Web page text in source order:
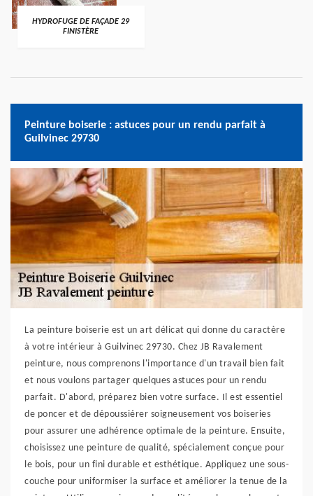
HYDROFUGE DE FAÇADE 29
FINISTÈRE
Peinture boiserie : astuces pour un rendu parfait à
Guilvinec 29730
La peinture boiserie est un art délicat qui donne du caractère
à votre intérieur à Guilvinec 29730. Chez JB Ravalement
peinture, nous comprenons l'importance d'un travail bien fait
et nous voulons partager quelques astuces pour un rendu
parfait. D'abord, préparez bien votre surface. Il est essentiel
de poncer et de dépoussiérer soigneusement vos boiseries
pour assurer une adhérence optimale de la peinture. Ensuite,
choisissez une peinture de qualité, spécialement conçue pour
le bois, pour un fini durable et esthétique. Appliquez une sous-
couche pour uniformiser la surface et améliorer la tenue de la